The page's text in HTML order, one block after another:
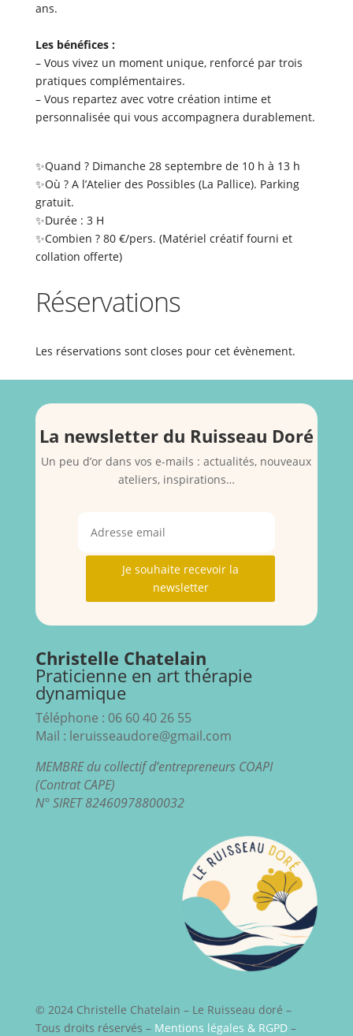
ans.
Les bénéfices :
– Vous vivez un moment unique, renforcé par trois
pratiques complémentaires.
– Vous repartez avec votre création intime et
personnalisée qui vous accompagnera durablement.
✨Quand ? Dimanche 28 septembre de 10 h à 13 h
✨Où ? A l’Atelier des Possibles (La Pallice). Parking
gratuit.
✨Durée : 3 H
✨Combien ? 80 €/pers. (Matériel créatif fourni et
collation offerte)
Réservations
Les réservations sont closes pour cet évènement.
La newsletter du Ruisseau Doré
Un peu d’or dans vos e-mails : actualités, nouveaux
ateliers, inspirations…
Je souhaite recevoir la
newsletter
Christelle Chatelain
Praticienne en art thérapie
dynamique
Téléphone : 06 60 40 26 55
Mail : leruisseaudore@gmail.com
MEMBRE du collectif d’entrepreneurs COAPI
(Contrat CAPE)
N° SIRET 82460978800032
© 2024 Christelle Chatelain – Le Ruisseau doré –
Tous droits réservés – Mentions légales & RGPD–